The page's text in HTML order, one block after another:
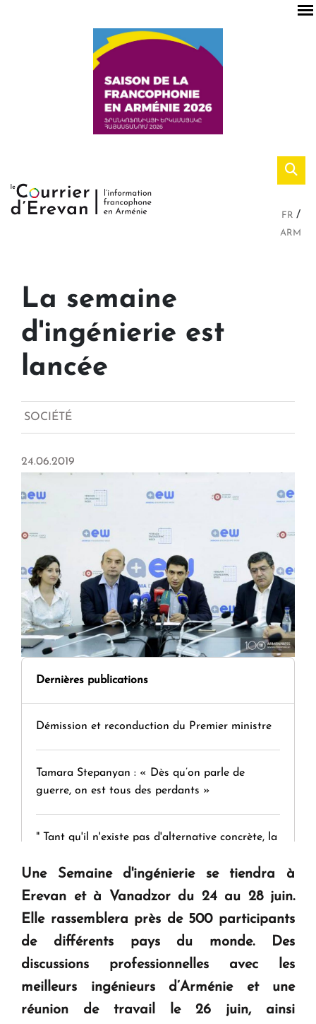
FR
ARM
La semaine
d'ingénierie est
lancée
SOCIÉTÉ
24.06.2019
Dernières publications
Démission et reconduction du Premier ministre
Tamara Stepanyan : « Dès qu’on parle de
guerre, on est tous des perdants »
" Tant qu'il n'existe pas d'alternative concrète, la
KASA : 30 ans d'audace, de résilience et d'avenir
en Arménie
Le premier hôtel Hyatt Regency d'Arménie
ouvrira ses portes à Dilijan
Une Semaine d'ingénierie se tiendra à
Erevan et à Vanadzor du 24 au 28 juin.
Elle rassemblera près de 500 participants
de différents pays du monde. Des
discussions professionnelles avec les
meilleurs ingénieurs d’Arménie et une
réunion de travail le 26 juin, ainsi